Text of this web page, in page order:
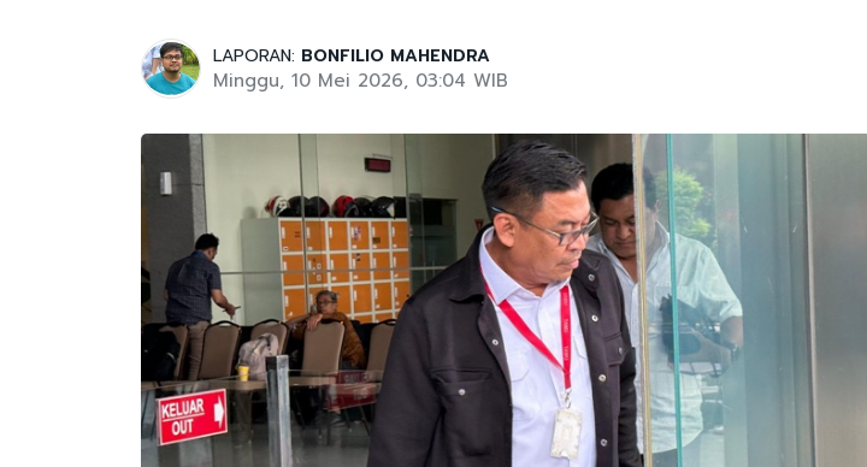
LAPORAN: BONFILIO MAHENDRA
Minggu, 10 Mei 2026, 03:04 WIB